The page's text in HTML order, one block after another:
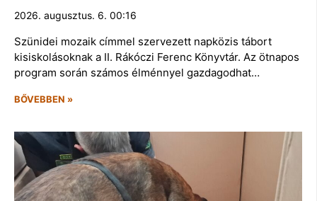
2026. augusztus. 6. 00:16
Szünidei mozaik címmel szervezett napközis tábort
kisiskolásoknak a II. Rákóczi Ferenc Könyvtár. Az ötnapos
program során számos élménnyel gazdagodhat…
BŐVEBBEN »